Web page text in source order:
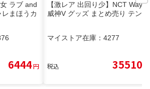
ラブ and
まほうカ
6444円
【激レア 出回り少】NCT WayV
威神V グッズ まとめ売り テン
マイストア在庫： 4277
税込 35510